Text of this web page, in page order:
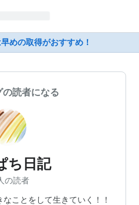
めの取得がおすすめ！
の読者になる
ち日記
の読者
ことをして生きていく！！